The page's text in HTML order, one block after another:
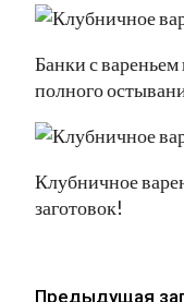
Банки с
полного
Клубничное
заготовок!
Предыдущая